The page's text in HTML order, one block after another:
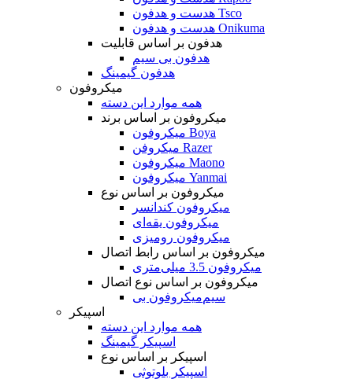
هدست و هدفون Tsco
هدست و هدفون Onikuma
هدفون بر اساس قابلیت
هدفون بی سیم
هدفون گیمینگ
میکروفون
همه موارد این دسته
میکروفون بر اساس برند
میکروفون Boya
میکروفن Razer
میکروفون Maono
میکروفون Yanmai
میکروفون بر اساس نوع
میکروفون کندانسر
میکروفون یقه‌ای
میکروفون رومیزی
میکروفون بر اساس رابط اتصال
میکروفون 3.5 میلی‌متری
میکروفون بر اساس نوع اتصال
میکروفون بی‌‎سیم
اسپیکر
همه موارد این دسته
اسپیکر گیمینگ
اسپیکر بر اساس نوع
اسپیکر بلوتوثی